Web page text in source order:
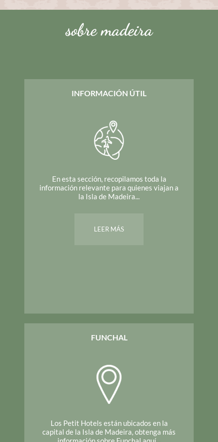
sobre madeira
INFORMACIÓN ÚTIL
En esta sección, recopilamos toda la
información relevante para quienes viajan a
la Isla de Madeira...
LEER MÁS
FUNCHAL
Los Petit Hotels están ubicados en la
capital de la Isla de Madeira, obtenga más